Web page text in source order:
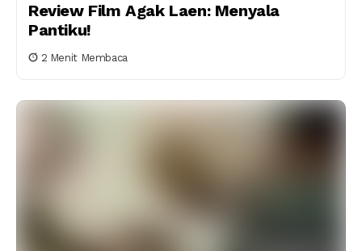
Review Film Agak Laen: Menyala
Pantiku!
2 Menit Membaca